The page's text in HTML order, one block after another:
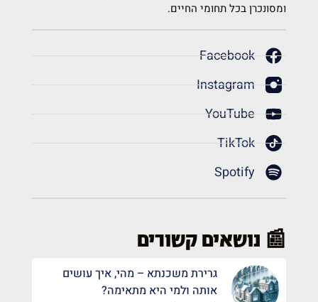
ומסונכרן בכל תחומי החיים.
Facebook
Instagram
YouTube
TikTok
Spotify
📰 נושאים קשורים
גרירת משכנתא – מהי, איך עושים
אותה ולמי היא מתאימה?